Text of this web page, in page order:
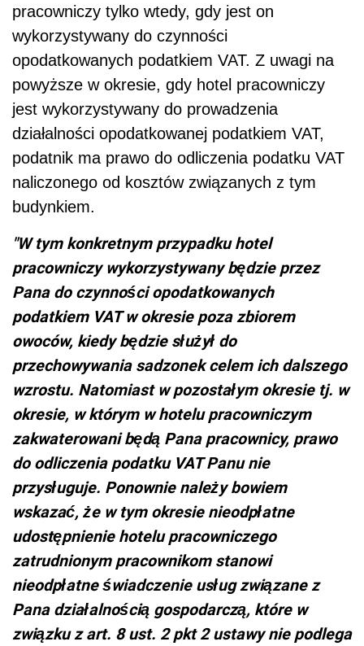
pracowniczy tylko wtedy, gdy jest on
wykorzystywany do czynności
opodatkowanych podatkiem VAT. Z uwagi na
powyższe w okresie, gdy hotel pracowniczy
jest wykorzystywany do prowadzenia
działalności opodatkowanej podatkiem VAT,
podatnik ma prawo do odliczenia podatku VAT
naliczonego od kosztów związanych z tym
budynkiem.
"W tym konkretnym przypadku hotel
pracowniczy wykorzystywany będzie przez
Pana do czynności opodatkowanych
podatkiem VAT w okresie poza zbiorem
owoców, kiedy będzie służył do
przechowywania sadzonek celem ich dalszego
wzrostu. Natomiast w pozostałym okresie tj. w
okresie, w którym w hotelu pracowniczym
zakwaterowani będą Pana pracownicy, prawo
do odliczenia podatku VAT Panu nie
przysługuje. Ponownie należy bowiem
wskazać, że w tym okresie nieodpłatne
udostępnienie hotelu pracowniczego
zatrudnionym pracownikom stanowi
nieodpłatne świadczenie usług związane z
Pana działalnością gospodarczą, które w
związku z art. 8 ust. 2 pkt 2 ustawy nie podlega